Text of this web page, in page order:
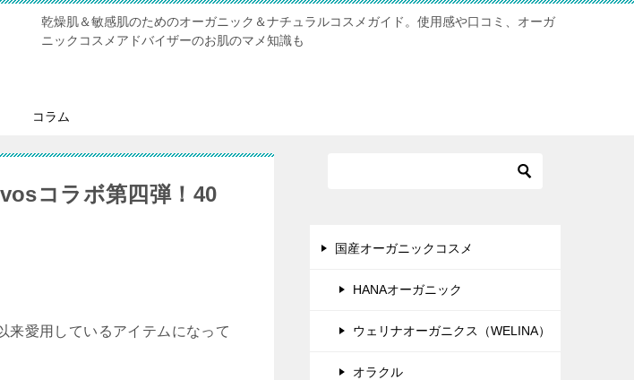
乾燥肌＆敏感肌のためのオーガニック＆ナチュラルコスメガイド。使用感や口コミ、オーガ
ニックコスメアドバイザーのお肌のマメ知識も
コラム
コラボ第四弾！40
来愛用しているアイテムになって
国産オーガニックコスメ
HANAオーガニック
ウェリナオーガニクス（WELINA）
オラクル